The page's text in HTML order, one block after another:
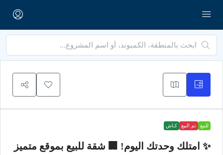
للبيع تم البيع كـاش
✨ امتلك وحدتك اليوم! 🏢 شقة للبيع بموقع متميز